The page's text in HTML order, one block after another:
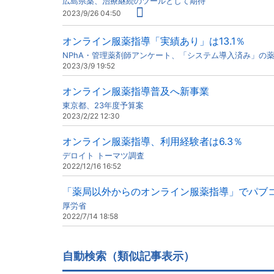
2023/9/26 04:50
オンライン服薬指導「実績あり」は13.1％
NPhA・管理薬剤師アンケート、「システム導入済み」の
2023/3/9 19:52
オンライン服薬指導普及へ新事業
東京都、23年度予算案
2023/2/22 12:30
オンライン服薬指導、利用経験者は6.3％
デロイト トーマツ調査
2022/12/16 16:52
「薬局以外からのオンライン服薬指導」でパブ
厚労省
2022/7/14 18:58
自動検索（類似記事表示）